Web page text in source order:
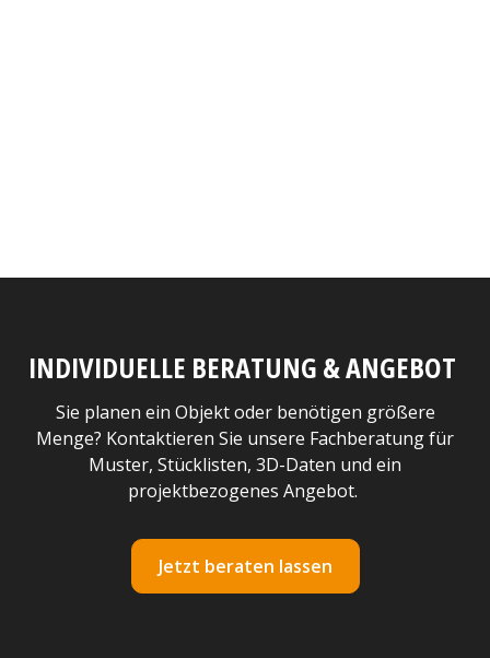
INDIVIDUELLE BERATUNG & ANGEBOT
Sie planen ein Objekt oder benötigen größere
Menge? Kontaktieren Sie unsere Fachberatung für
Muster, Stücklisten, 3D-Daten und ein
projektbezogenes Angebot.
Jetzt beraten lassen